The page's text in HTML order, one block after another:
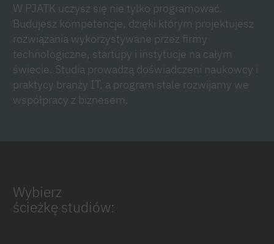
W PJATK uczysz się nie tylko programować.
Budujesz kompetencje, dzięki którym projektujesz
rozwiązania wykorzystywane przez firmy
technologiczne, startupy i instytucje na całym
świecie. Studia prowadzą doświadczeni naukowcy i
praktycy branży IT, a program stale rozwijamy we
współpracy z biznesem.
Wybierz
ścieżkę studiów: